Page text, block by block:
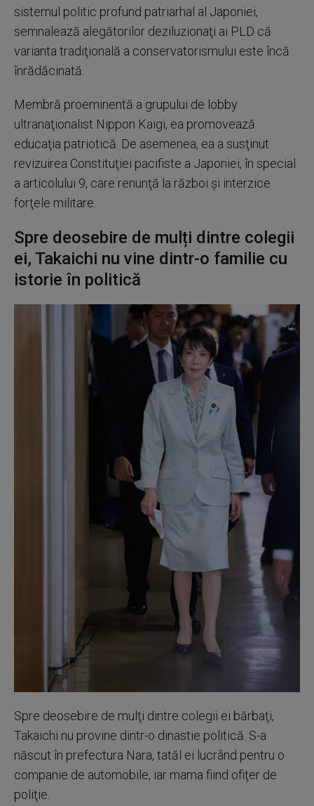
sistemul politic profund patriarhal al Japoniei,
semnalează alegătorilor deziluzionaţi ai PLD că
varianta tradiţională a conservatorismului este încă
înrădăcinată.
Membră proeminentă a grupului de lobby
ultranaţionalist Nippon Kaigi, ea promovează
educaţia patriotică. De asemenea, ea a susţinut
revizuirea Constituţiei pacifiste a Japoniei, în special
a articolului 9, care renunţă la război şi interzice
forţele militare.
Spre deosebire de mulți dintre colegii
ei, Takaichi nu vine dintr-o familie cu
istorie în politică
Spre deosebire de mulţi dintre colegii ei bărbaţi,
Takaichi nu provine dintr-o dinastie politică. S-a
născut în prefectura Nara, tatăl ei lucrând pentru o
companie de automobile, iar mama fiind ofiţer de
poliţie.